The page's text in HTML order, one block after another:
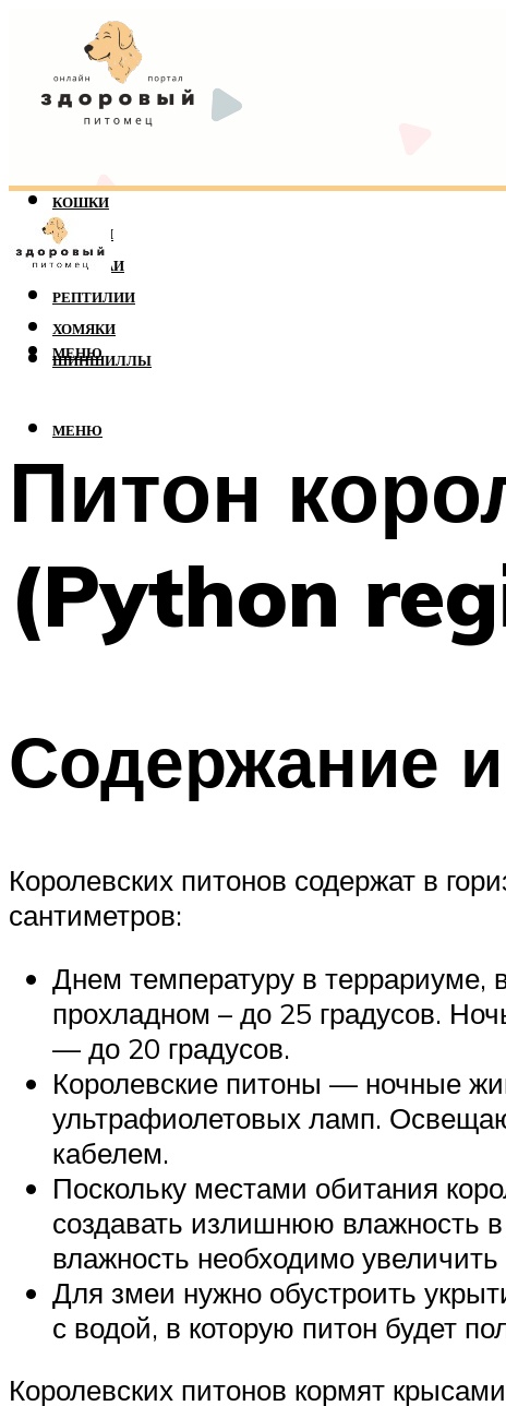
КОШКИ
СОБАКИ
ПОПУГАИ
РЕПТИЛИИ
ХОМЯКИ
ШИНШИЛЛЫ
МЕНЮ
МЕНЮ
Питон
(Python
Содержание
Королевских питонов содержат в
сантиметров:
Днем температуру в террариуме,
прохладном – до 25 градусов.
— до 20 градусов.
Королевские питоны — ночные
ультрафиолетовых ламп.
кабелем.
Поскольку местами обитания
создавать излишнюю влажность
влажность необходимо
Для змеи нужно обустроить
с водой, в которую питон будет
Королевских питонов кормят